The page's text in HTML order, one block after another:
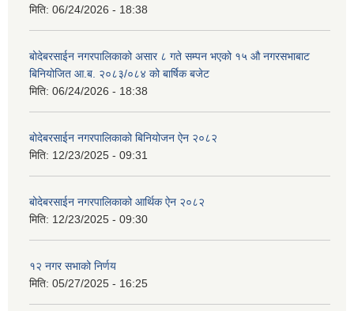
मिति: 06/24/2026 - 18:38
बोदेबरसाईन नगरपालिकाको असार ८ गते सम्पन भएको १५ ‍‍‍औ नगरसभाबाट
बिनियोजित आ.ब. २०८३/०८४ को बार्षिक बजेट
मिति: 06/24/2026 - 18:38
बोदेबरसाईन नगरपालिकाको बिनियोजन ऐन २०८२
मिति: 12/23/2025 - 09:31
बोदेबरसाईन नगरपालिकाको आर्थिक ऐन २०८२
मिति: 12/23/2025 - 09:30
१२ नगर सभाको निर्णय
मिति: 05/27/2025 - 16:25